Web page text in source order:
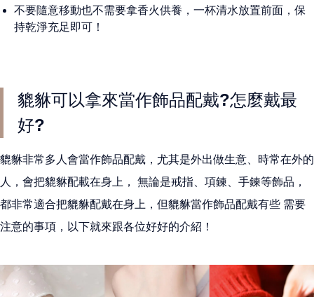
不要隨意移動也不需要拿香火供養，一杯清水放置前面，保
持乾淨充足即可！
貔貅可以拿來當作飾品配戴?怎麼戴最
好?
貔貅非常多人會當作飾品配戴，尤其是外出做生意、時常在外的
人，會把貔貅配載在身上， 無論是戒指、項鍊、手鍊等飾品，
都非常適合把貔貅配戴在身上，但貔貅當作飾品配戴有些 需要
注意的事項，以下就來跟各位好好的介紹！